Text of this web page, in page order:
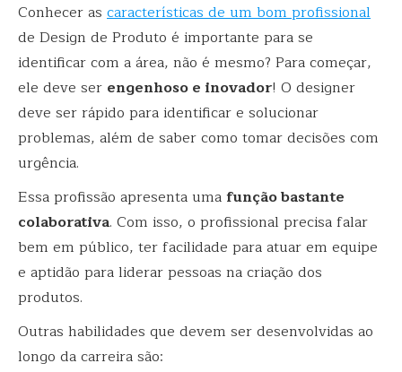
Conhecer as características de um bom profissional
de Design de Produto é importante para se
identificar com a área, não é mesmo? Para começar,
ele deve ser engenhoso e inovador! O designer
deve ser rápido para identificar e solucionar
problemas, além de saber como tomar decisões com
urgência.
Essa profissão apresenta umafunção bastante
colaborativa. Com isso, o profissional precisa falar
bem em público, ter facilidade para atuar em equipe
e aptidão para liderar pessoas na criação dos
produtos.
Outras habilidades que devem ser desenvolvidas ao
longo da carreira são: